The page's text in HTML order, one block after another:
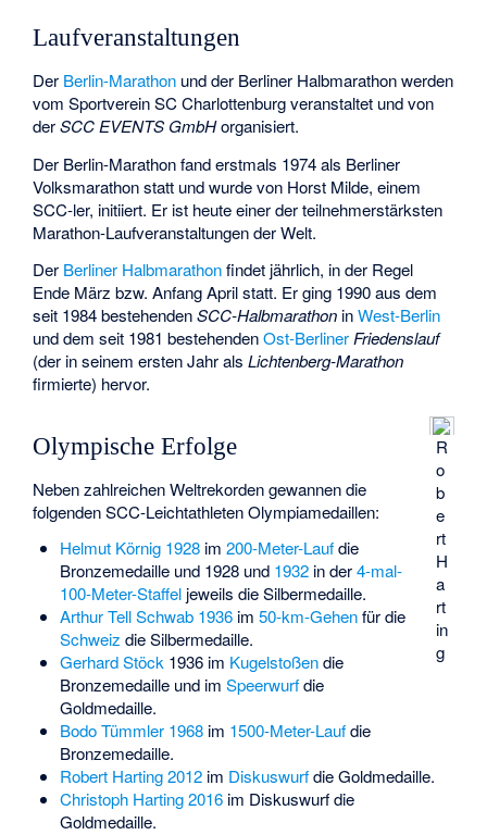
Laufveranstaltungen
Der Berlin-Marathon und der Berliner Halbmarathon werden
vom Sportverein SC Charlottenburg veranstaltet und von
derSCC EVENTS GmbHorganisiert.
Der Berlin-Marathon fand erstmals 1974 als Berliner
Volksmarathon statt und wurde von Horst Milde, einem
SCC-ler, initiiert. Er ist heute einer der teilnehmerstärksten
Marathon-Laufveranstaltungen der Welt.
Der Berliner Halbmarathonfindet jährlich, in der Regel
Ende März bzw. Anfang April statt. Er ging 1990 aus dem
seit 1984 bestehendenSCC-Halbmarathon inWest-Berlin
und dem seit 1981 bestehendenOst-Berliner Friedenslauf
(der in seinem ersten Jahr alsLichtenberg-Marathon
firmierte) hervor.
R
o
b
e
rt
H
a
rt
in
g
Olympische Erfolge
Neben zahlreichen Weltrekorden gewannen die
folgenden SCC-Leichtathleten Olympiamedaillen:
Helmut Körnig 1928im 200-Meter-Laufdie
Bronzemedaille und 1928 und 1932in der4-mal-
100-Meter-Staffeljeweils die Silbermedaille.
Arthur Tell Schwab 1936im 50-km-Gehenfür die
Schweiz die Silbermedaille.
Gerhard Stöck1936 im Kugelstoßendie
Bronzemedaille und im Speerwurfdie
Goldmedaille.
Bodo Tümmler 1968im 1500-Meter-Laufdie
Bronzemedaille.
Robert Harting 2012im Diskuswurfdie Goldmedaille.
Christoph Harting 2016im Diskuswurf die
Goldmedaille.